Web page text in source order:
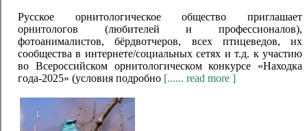
Русское орнитологическое общество приглашает
орнитологов (любителей и профессионалов),
фотоанималистов, бёрдвотчеров, всех птицеведов, их
сообщества в интернете/социальных сетях и т.д. к участию
во Всероссийском орнитологическом конкурсе «Находка
года-2025» (условия подробно [...... read more ]